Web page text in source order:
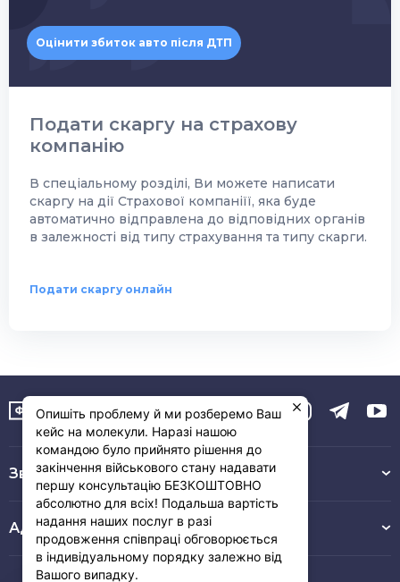
Оцінити збиток авто після ДТП
Подати скаргу на страхову
компанію
В спеціальному розділі, Ви можете написати
скаргу на дії Страхової компаніїї, яка буде
автоматично відправлена до відповідних органів
в залежності від типу страхування та типу скарги.
Подати скаргу онлайн
Зв’язок з нами :
Адреса
Опишіть проблему й ми розберемо Ваш
кейс на молекули. Наразі нашою
командою було прийнято рішення до
закінчення військового стану надавати
першу консультацію БЕЗКОШТОВНО
абсолютно для всіх! Подальша вартість
надання наших послуг в разі
продовження співпраці обговорюється
в індивідуальному порядку залежно від
Вашого випадку.